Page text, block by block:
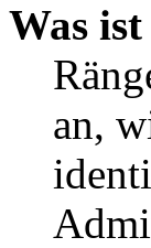
Was
an,